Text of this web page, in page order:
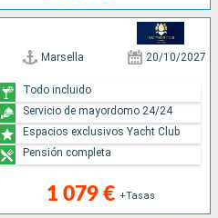
Marsella 20/10/2027
1 079 € +Tasas
Todo incluido
Servicio de mayordomo 24/24
Espacios exclusivos Yacht Club
Pensión completa